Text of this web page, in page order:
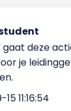
gaat deze
je
11:16:54